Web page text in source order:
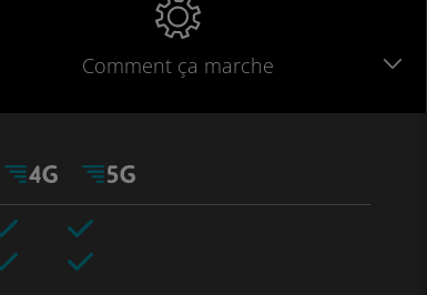
Comment ça marche